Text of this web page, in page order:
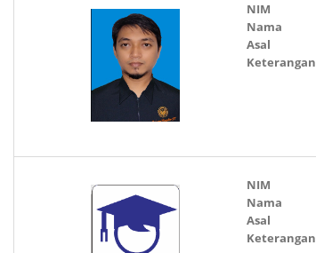
NIM
Nama
Asal
Keterangan
NIM
Nama
Asal
Keterangan